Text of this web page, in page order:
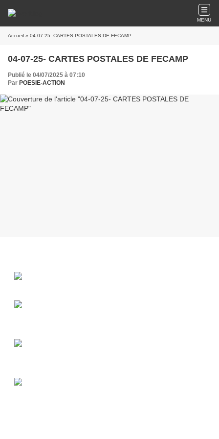
MENU
Accueil » 04-07-25- CARTES POSTALES DE FECAMP
04-07-25- CARTES POSTALES DE FECAMP
Publié le 04/07/2025 à 07:10
Par POESIE-ACTION